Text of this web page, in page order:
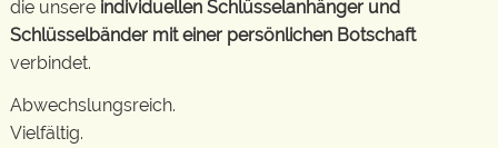
die unsere individuellen Schlüsselanhänger und
Schlüsselbänder mit einer persönlichen Botschaft
verbindet.
Abwechslungsreich.
Vielfältig.